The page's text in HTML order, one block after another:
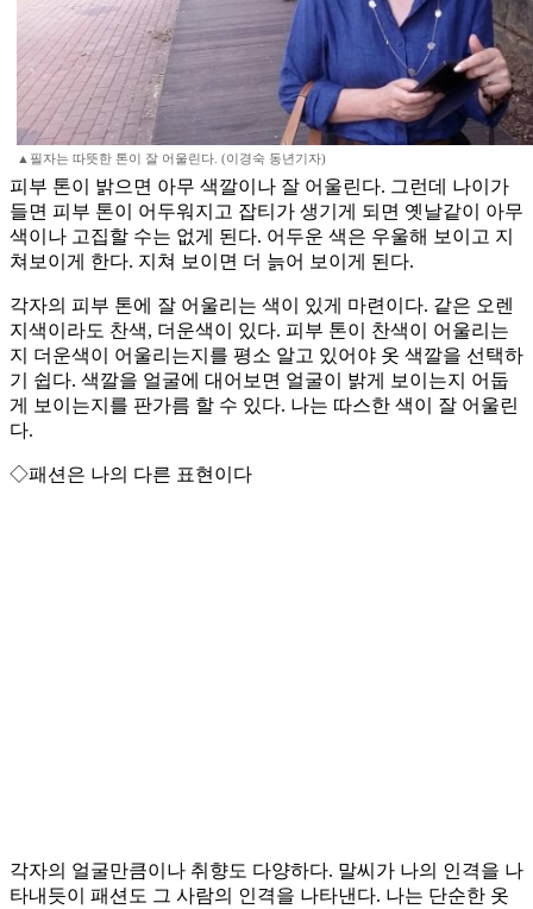
▲필자는 따뜻한 톤이 잘 어울린다. (이경숙 동년기자)
피부 톤이 밝으면 아무 색깔이나 잘 어울린다. 그런데 나이가
들면 피부 톤이 어두워지고 잡티가 생기게 되면 옛날같이 아무
색이나 고집할 수는 없게 된다. 어두운 색은 우울해 보이고 지
쳐보이게 한다. 지쳐 보이면 더 늙어 보이게 된다.
각자의 피부 톤에 잘 어울리는 색이 있게 마련이다. 같은 오렌
지색이라도 찬색, 더운색이 있다. 피부 톤이 찬색이 어울리는
지 더운색이 어울리는지를 평소 알고 있어야 옷 색깔을 선택하
기 쉽다. 색깔을 얼굴에 대어보면 얼굴이 밝게 보이는지 어둡
게 보이는지를 판가름 할 수 있다. 나는 따스한 색이 잘 어울린
다.
◇패션은 나의 다른 표현이다
각자의 얼굴만큼이나 취향도 다양하다. 말씨가 나의 인격을 나
타내듯이 패션도 그 사람의 인격을 나타낸다. 나는 단순한 옷